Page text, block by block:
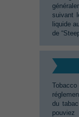
suivant
liquide
de‭
du